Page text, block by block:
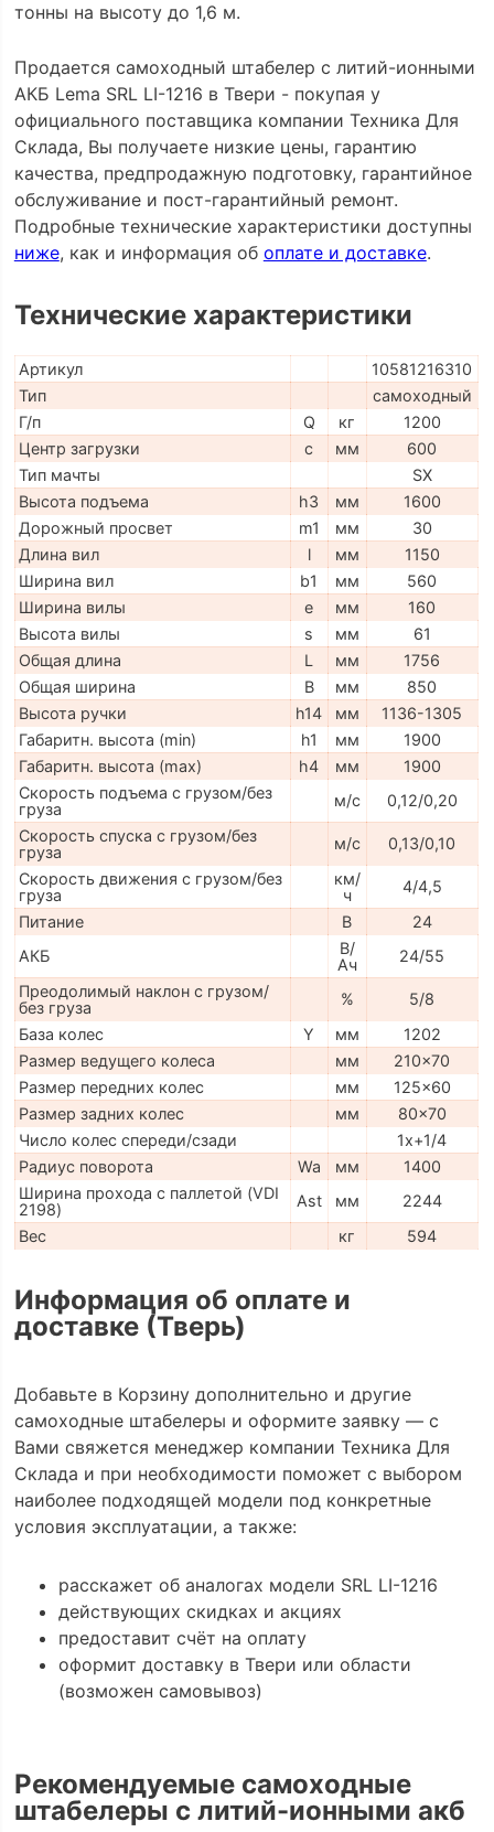
тонны на высоту до 1,6 м.
Продается самоходный штабелер с литий-ионными
АКБ Lema SRL LI-1216 в Твери - покупая у
официального поставщика компании Техника Для
Склада, Вы получаете низкие цены, гарантию
качества, предпродажную подготовку, гарантийное
обслуживание и пост-гарантийный ремонт.
Подробные технические характеристики доступны
ниже, как и информация об оплате и доставке.
Технические характеристики
Артикул
10581216310
Тип
самоходный
Г/п
Q кг
1200
Центр загрузки
c мм
600
Тип мачты
SX
Высота подъема
h3 мм
1600
Дорожный просвет
m1 мм
30
Длина вил
l мм
1150
Ширина вил
b1 мм
560
Ширина вилы
e мм
160
Высота вилы
s мм
61
Общая длина
L мм
1756
Общая ширина
B мм
850
Высота ручки
h14 мм
1136-1305
Габаритн. высота (min)
h1 мм
1900
Габаритн. высота (max)
h4 мм
1900
Скорость подъема с грузом/без
груза
м/с
0,12/0,20
Скорость спуска с грузом/без
груза
м/с
0,13/0,10
Скорость движения с грузом/без
груза
км/
ч
4/4,5
Питание
В
24
АКБ
В/
Ач
24/55
Преодолимый наклон с грузом/
без груза
%
5/8
База колес
Y мм
1202
Размер ведущего колеса
мм
210x70
Размер передних колес
мм
125x60
Размер задних колес
мм
80x70
Число колес спереди/сзади
1x+1/4
Радиус поворота
Wa мм
1400
Ширина прохода с паллетой (VDI
2198)
Ast мм
2244
Вес
кг 594
Информация об оплате и
доставке (Тверь)
Добавьте в Корзину дополнительно и другие
самоходные штабелеры и оформите заявку — с
Вами свяжется менеджер компании Техника Для
Склада и при необходимости поможет с выбором
наиболее подходящей модели под конкретные
условия эксплуатации, а также:
расскажет об аналогах модели SRL LI-1216
действующих скидках и акциях
предоставит счёт на оплату
оформит доставку в Твери или области
(возможен самовывоз)
Рекомендуемые самоходные
штабелеры с литий-ионными акб